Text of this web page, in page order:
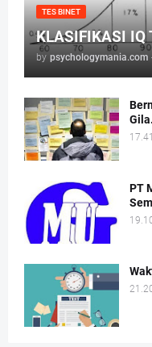
TES BINET
KLASIFIKASI IQ
by psychologymania.com
PT